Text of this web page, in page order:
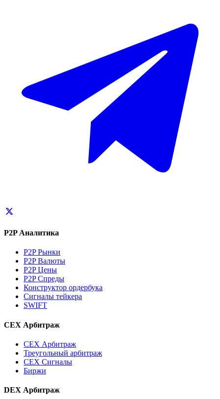
P2P Аналитика
P2P Рынки
P2P Валюты
P2P Цены
P2P Спреды
Конструктор ордербука
Сигналы тейкера
SWIFT
CEX Арбитраж
CEX Арбитраж
Треугольный арбитраж
CEX Сигналы
Биржи
DEX Арбитраж